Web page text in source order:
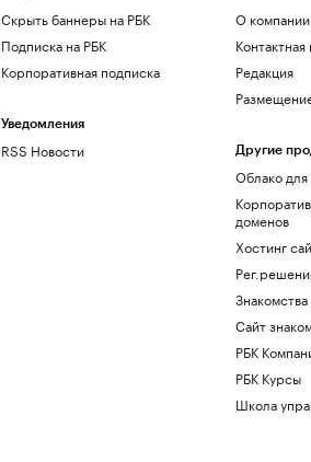
Скрыть баннеры на РБК
Подписка на РБК
Корпоративная подписка
Уведомления
RSS Новости
О компании
Редакция
Другие
Облако для
доменов
Хостинг
Знакомства
Сайт
РБК
РБК Курсы
Школа